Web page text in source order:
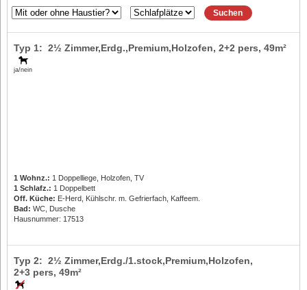
Suchen
ja/nein
Typ 1: 2½ Zimmer,Erdg.,Premium,Holzofen, 2+2 pers, 49m²
1 Wohnz.: 1 Doppelliege, Holzofen, TV
1 Schlafz.: 1 Doppelbett
Off. Küche: E-Herd, Kühlschr. m. Gefrierfach, Kaffeem.
Bad: WC, Dusche
Hausnummer: 17513
Typ 2: 2½ Zimmer,Erdg./1.stock,Premium,Holzofen,
2+3 pers, 49m²